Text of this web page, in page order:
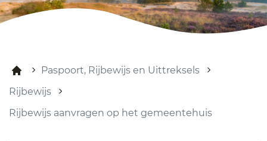
Paspoort, Rijbewijs en Uittreksels
Rijbewijs
Rijbewijs aanvragen op het gemeentehuis